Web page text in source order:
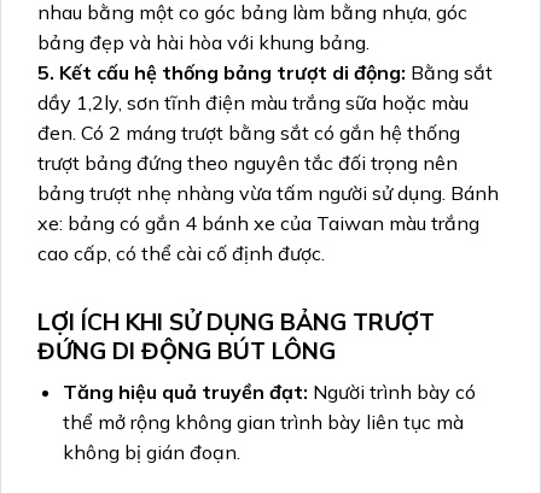
nhau bằng một co góc bảng làm bằng nhựa, góc
bảng đẹp và hài hòa với khung bảng.
5. Kết cấu hệ thống bảng trượt di động: Bằng sắt
dầy 1,2ly, sơn tĩnh điện màu trắng sữa hoặc màu
đen. Có 2 máng trượt bằng sắt có gắn hệ thống
trượt bảng đứng theo nguyên tắc đối trọng nên
bảng trượt nhẹ nhàng vừa tấm người sử dụng. Bánh
xe: bảng có gắn 4 bánh xe của Taiwan màu trắng
cao cấp, có thể cài cố định được.
LỢI ÍCH KHI SỬ DỤNG BẢNG TRƯỢT
ĐỨNG DI ĐỘNG BÚT LÔNG
Tăng hiệu quả truyền đạt: Người trình bày có
thể mở rộng không gian trình bày liên tục mà
không bị gián đoạn.